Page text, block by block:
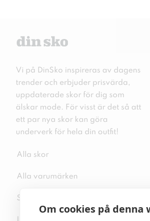
Om cookies på denna
Vi på DinSko inspireras av dagens
trender och erbjuder prisvärda,
uppdaterade skor för dig som
älskar mode. För visst är det så att
ett par nya skor kan göra
underverk för hela din outfit!
Alla skor
Alla varumärken
Sitemap